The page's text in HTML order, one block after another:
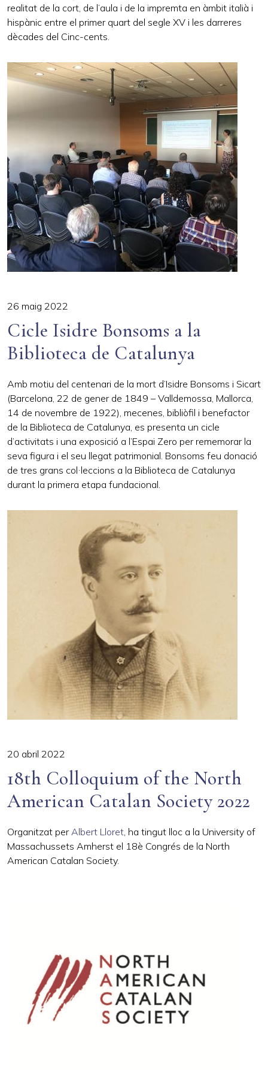
realitat de la cort, de l’aula i de la impremta en àmbit italià i
hispànic entre el primer quart del segle XV i les darreres
dècades del Cinc-cents.
26 maig 2022
Cicle Isidre Bonsoms a la
Biblioteca de Catalunya
Amb motiu del centenari de la mort d’Isidre Bonsoms i Sicart
(Barcelona, 22 de gener de 1849 – Valldemossa, Mallorca,
14 de novembre de 1922), mecenes, bibliòfil i benefactor
de la Biblioteca de Catalunya, es presenta un cicle
d’activitats i una exposició a l’Espai Zero per rememorar la
seva figura i el seu llegat patrimonial. Bonsoms feu donació
de tres grans col·leccions a la Biblioteca de Catalunya
durant la primera etapa fundacional.
20 abril 2022
18th Colloquium of the North
American Catalan Society 2022
Organitzat per Albert Lloret , ha tingut lloc a la University of
Massachussets Amherst el 18è Congrés de la North
American Catalan Society.